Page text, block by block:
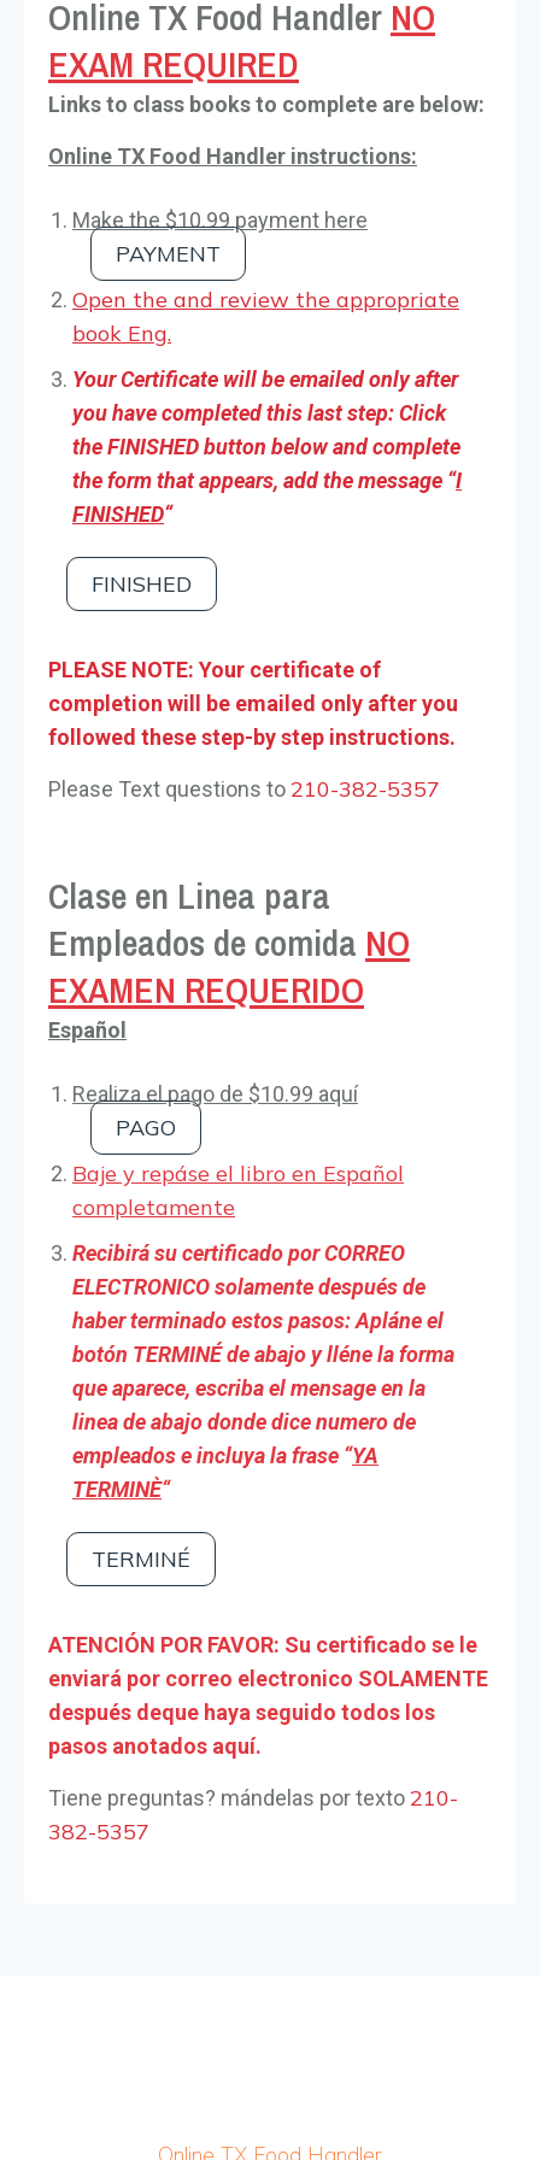
Online TX Food Handler NO
EXAM REQUIRED
Links to class books to complete are below:
Online TX Food Handler instructions:
Make the $10.99 payment here
PAYMENT
Open the and review the appropriate
book Eng.
Your Certificate will be emailed only after
you have completed this last step: Click
the FINISHED button below and complete
the form that appears, add the message “I
FINISHED“
FINISHED
PLEASE NOTE: Your certificate of
completion will be emailed only after you
followed these step-by step instructions.
Please Text questions to 210-382-5357
Clase en Linea para
Empleados de comida NO
EXAMEN REQUERIDO
Español
Realiza el pago de $10.99 aquí
PAGO
Baje y repáse el libro en Español
completamente
Recibirá su certificado por CORREO
ELECTRONICO solamente después de
haber terminado estos pasos: Apláne el
botón TERMINÉ de abajo y lléne la forma
que aparece, escriba el mensage en la
linea de abajo donde dice numero de
empleados e incluya la frase “YA
TERMINÈ“
TERMINÉ
ATENCIÓN POR FAVOR: Su certificado se le
enviará por correo electronico SOLAMENTE
después deque haya seguido todos los
pasos anotados aquí.
Tiene preguntas? mándelas por texto 210-
382-5357
Online TX Food Handler